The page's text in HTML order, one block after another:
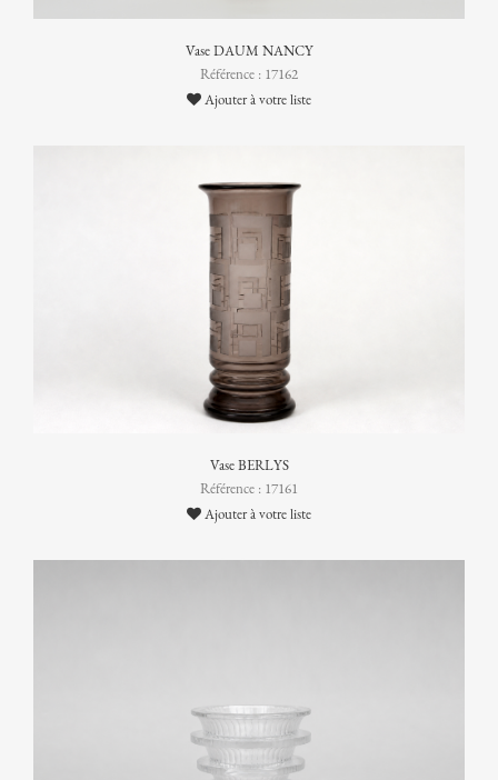
Vase DAUM NANCY
Référence : 17162
Ajouter à votre liste
Vase BERLYS
Référence : 17161
Ajouter à votre liste